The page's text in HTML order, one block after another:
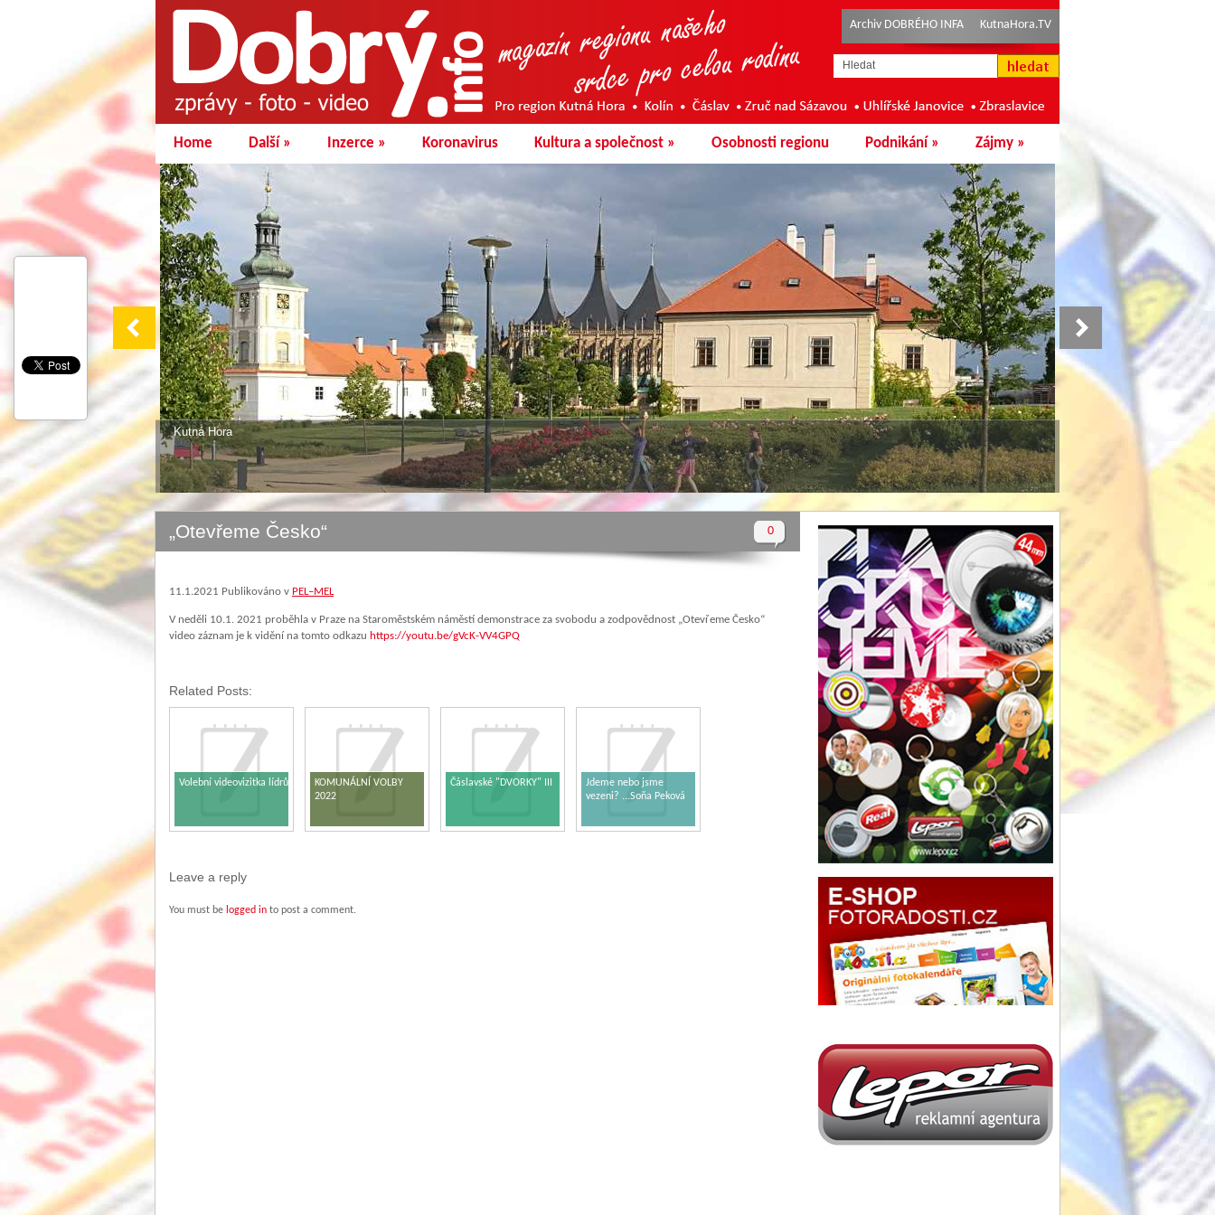
Archiv DOBRÉHO INFA KutnaHora.TV
Home Další » Inzerce » Koronavirus Kultura a společnost » Osobnosti regionu Podnikání » Zájmy »
Kutná Hora
0
„Otevřeme Česko“
11.1.2021 Publikováno v PEL–MEL
V neděli 10.1. 2021 proběhla v Praze na Staroměstském náměstí demonstrace za svobodu a zodpovědnost „Otevřeme Česko“
video záznam je k vidění na tomto odkazu https://youtu.be/gVcK-VV4GPQ
Related Posts:
Volební videovizitka lídrů
KOMUNÁLNÍ VOLBY
2022
Čáslavské "DVORKY" III
Jdeme nebo jsme
vezeni? ...Soňa Peková
Leave a reply
You must be logged in to post a comment.